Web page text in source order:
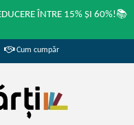
ÎNTRE 15% ȘI 60%!📚
Cum cumpăr